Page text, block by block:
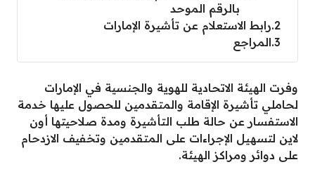
بالرقم الموحد
2 رابط الاستعلام عن تأشيرة الإمارات
3 المراجع
وفرت الهيئة الاتحادية للهوية والجنسية في الإمارات
لحاملي تأشيرة الإقامة والمتقدمين للحصول عليها خدمة
الاستفسار عن حالة طلب التأشيرة ومدة صلاحيتها أون
لاين لتسهيل الإجراءات على المتقدمين وتخفيف الازدحام
على دوائر ومراكز الهيئة.